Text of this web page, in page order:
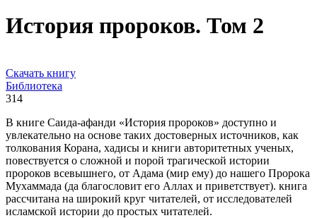
История пророков. Том 2
Скачать книгу
Библиотека
314
В книге Саида-афанди «История пророков» доступно и
увлекательно на основе таких достоверных источников, как
толкования Корана, хадисы и книги авторитетных ученых,
повествуется о сложной и порой трагической истории
пророков всевышнего, от Адама (мир ему) до нашего Пророка
Мухаммада (да благословит его Аллах и приветствует). книга
рассчитана на широкий круг читателей, от исследователей
исламской истории до простых читателей.